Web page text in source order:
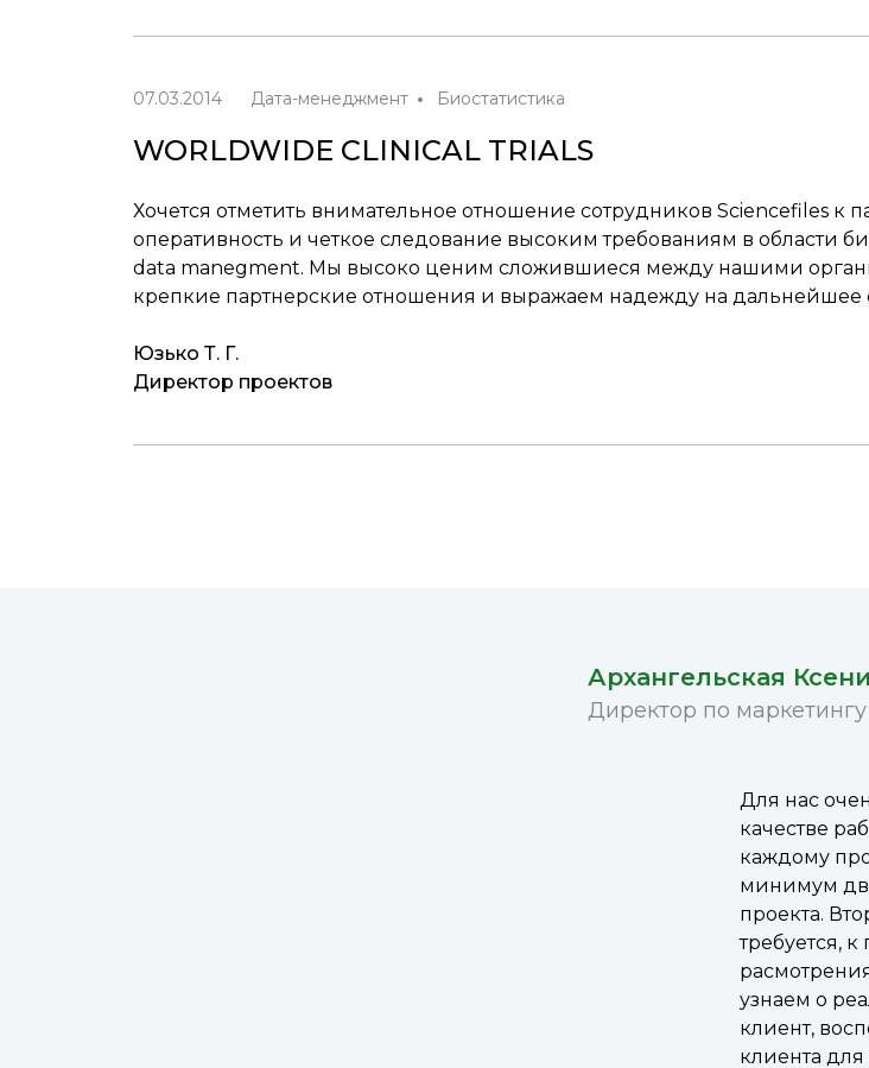
07.03.2014 Дата-менеджмент Биостатистика
WORLDWIDE CLINICAL TRIALS
Хочется отметить внимательное отношение сотрудников Sciencefiles к
оперативность и четкое следование высоким требованиям в области
data manegment. Мы высоко ценим сложившиеся между нашими
крепкие партнерские отношения и выражаем надежду на дальнейшее
Юзько Т. Г.
Директор проектов
Архангельская
Директор по маркетингу
Для нас
качестве
каждому
минимум
проекта.
требуется,
узнаем о
клиент,
клиента для